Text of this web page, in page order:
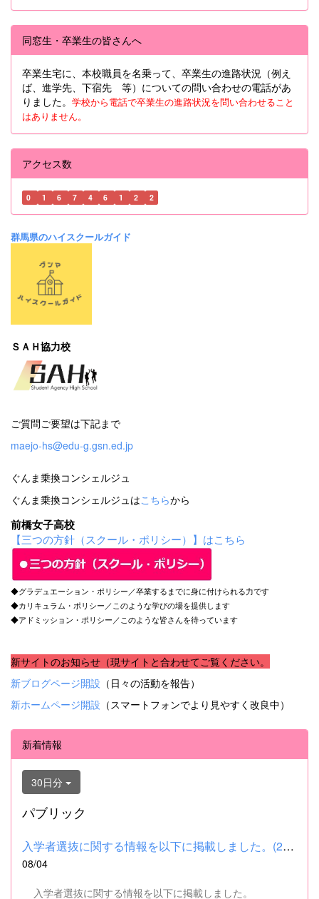
同窓生・卒業生の皆さんへ
卒業生宅に、本校職員を名乗って、卒業生の進路状況（例え
ば、進学先、下宿先 等）についての問い合わせの電話があ
りました。 学校から電話で卒業生の進路状況を問い合わせること
はありません。
アクセス数
0 1 6 7 4 6 1 2 2
群馬県のハイスクールガイド
ＳＡＨ協力校
ご質問ご要望は下記まで
maejo-hs@edu-g.gsn.ed.jp
ぐんま乗換コンシェルジュ
ぐんま乗換コンシェルジュはこちらから
前橋女子高校
【三つの方針（スクール・ポリシー）】はこちら
◆グラデュエーション・ポリシー／卒業するまでに身に付けられる力です
◆カリキュラム・ポリシー／このような学びの場を提供します
◆アドミッション・ポリシー／このような皆さんを待っています
新サイトのお知らせ（現サイトと合わせてご覧ください。
新ブログページ開設 （日々の活動を報告）
新ホームページ開設 （スマートフォンでより見やすく改良中）
新着情報
30日分
パブリック
入学者選抜に関する情報を以下に掲載しました。(2026.8.4) ■令和...
08/04
入学者選抜に関する情報を以下に掲載しました。